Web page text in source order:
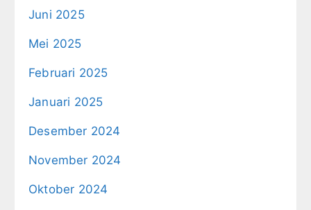
Juni 2025
Mei 2025
Februari 2025
Januari 2025
Desember 2024
November 2024
Oktober 2024